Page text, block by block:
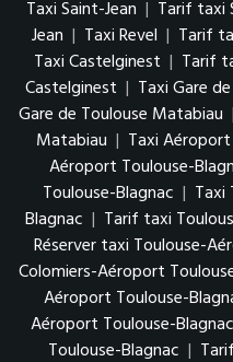
Taxi Saint-Jean | Tarif taxi
Jean | Taxi Revel | Tarif
Taxi Castelginest | Tarif
Castelginest | Taxi Gare
Gare de Toulouse Matabiau |
Matabiau | Taxi
Aéroport Toulouse-
Toulouse-Blagnac | Taxi
Blagnac | Tarif taxi
Réserver taxi Toulouse-
Colomiers-Aéroport
Aéroport Toulouse-
Aéroport Toulouse-Blagnac
Toulouse-Blagnac |